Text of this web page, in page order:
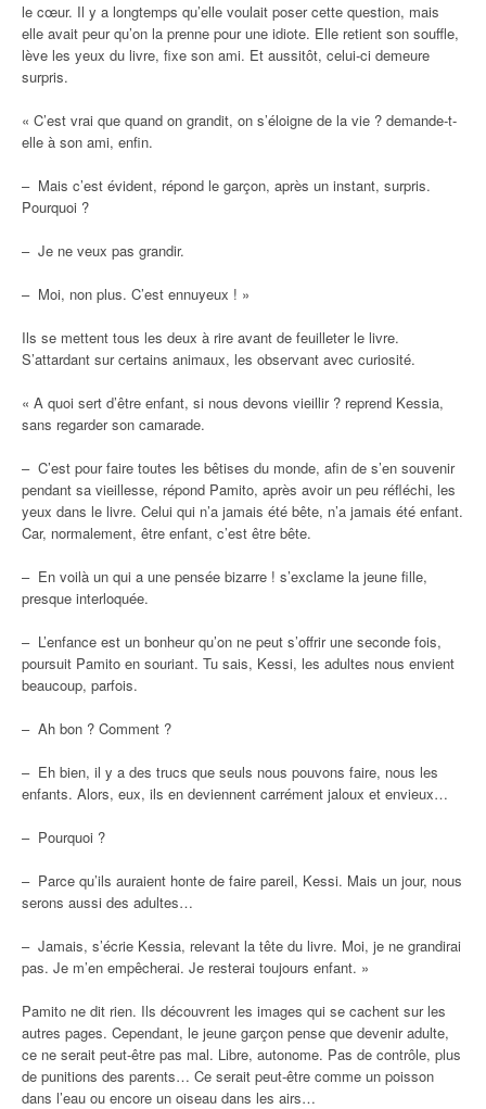
le cœur. Il y a longtemps qu’elle voulait poser cette question, mais
elle avait peur qu’on la prenne pour une idiote. Elle retient son souffle,
lève les yeux du livre, fixe son ami. Et aussitôt, celui-ci demeure
surpris.
« C’est vrai que quand on grandit, on s’éloigne de la vie ? demande-t-
elle à son ami, enfin.
– Mais c’est évident, répond le garçon, après un instant, surpris.
Pourquoi ?
– Je ne veux pas grandir.
– Moi, non plus. C’est ennuyeux ! »
Ils se mettent tous les deux à rire avant de feuilleter le livre.
S’attardant sur certains animaux, les observant avec curiosité.
« A quoi sert d’être enfant, si nous devons vieillir ? reprend Kessia,
sans regarder son camarade.
– C’est pour faire toutes les bêtises du monde, afin de s’en souvenir
pendant sa vieillesse, répond Pamito, après avoir un peu réfléchi, les
yeux dans le livre. Celui qui n’a jamais été bête, n’a jamais été enfant.
Car, normalement, être enfant, c’est être bête.
– En voilà un qui a une pensée bizarre ! s’exclame la jeune fille,
presque interloquée.
– L’enfance est un bonheur qu’on ne peut s’offrir une seconde fois,
poursuit Pamito en souriant. Tu sais, Kessi, les adultes nous envient
beaucoup, parfois.
– Ah bon ? Comment ?
– Eh bien, il y a des trucs que seuls nous pouvons faire, nous les
enfants. Alors, eux, ils en deviennent carrément jaloux et envieux…
– Pourquoi ?
– Parce qu’ils auraient honte de faire pareil, Kessi. Mais un jour, nous
serons aussi des adultes…
– Jamais, s’écrie Kessia, relevant la tête du livre. Moi, je ne grandirai
pas. Je m’en empêcherai. Je resterai toujours enfant. »
Pamito ne dit rien. Ils découvrent les images qui se cachent sur les
autres pages. Cependant, le jeune garçon pense que devenir adulte,
ce ne serait peut-être pas mal. Libre, autonome. Pas de contrôle, plus
de punitions des parents… Ce serait peut-être comme un poisson
dans l’eau ou encore un oiseau dans les airs…